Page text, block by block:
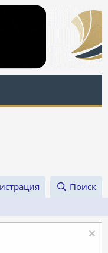
Поиск